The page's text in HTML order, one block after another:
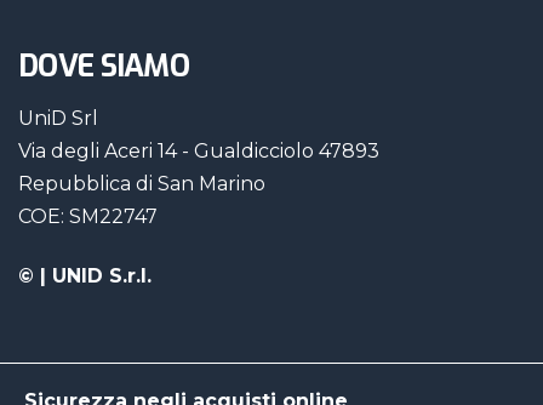
DOVE SIAMO
UniD Srl
Via degli Aceri 14 - Gualdicciolo 47893
Repubblica di San Marino
COE: SM22747
© | UNID S.r.l.